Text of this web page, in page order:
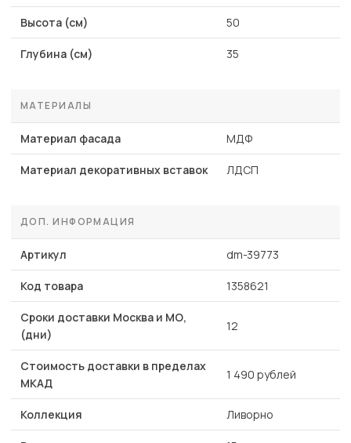
Высота (см) 50
Глубина (см) 35
МАТЕРИАЛЫ
Материал фасада МДФ
Материал декоративных вставок ЛДСП
ДОП. ИНФОРМАЦИЯ
Артикул dm-39773
Код товара 1358621
Сроки доставки Москва и МО,
(дни)
12
Стоимость доставки в пределах
МКАД
1 490 рублей
Коллекция Ливорно